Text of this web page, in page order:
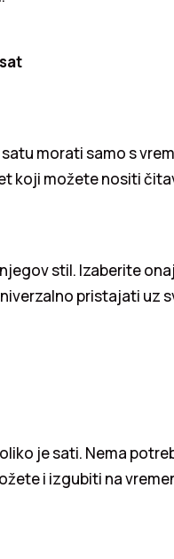
morati samo s
koji možete nositi
stil. Izaberite
pristajati uz
je sati. Nema
i izgubiti na